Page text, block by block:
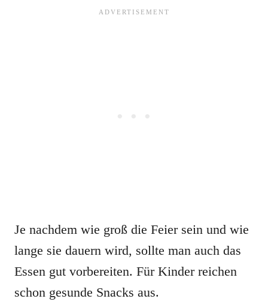
Je nachdem wie groß die Feier sein und wie
lange sie dauern wird, sollte man auch das
Essen gut vorbereiten. Für Kinder reichen
schon gesunde Snacks aus.